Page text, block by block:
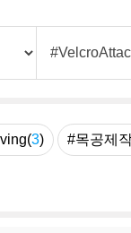
3) #목공제